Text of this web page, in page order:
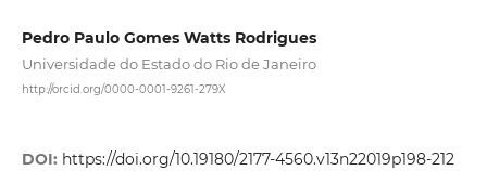
Pedro Paulo Gomes Watts Rodrigues
Universidade do Estado do Rio de Janeiro
http://orcid.org/0000-0001-9261-279X
DOI: https://doi.org/10.19180/2177-4560.v13n22019p198-212